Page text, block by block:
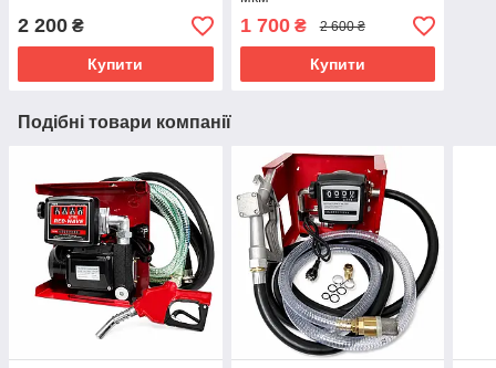
2 200 ₴
Купити
1 700₴ 2 600 ₴
Купити
Подібні товари компанії